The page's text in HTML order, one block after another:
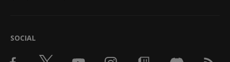
SOCIAL